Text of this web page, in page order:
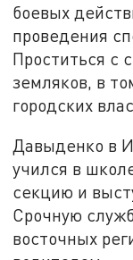
боевых
проведения
Проститься с
земляков, в
городских
Давыденко в
учился в
секцию и
Срочную
восточных